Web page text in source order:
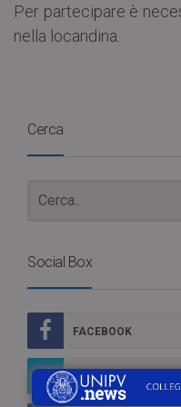
Per partecipare è
nella locandina.
Cerca
Social Box
FACEBOOK
TWITTER